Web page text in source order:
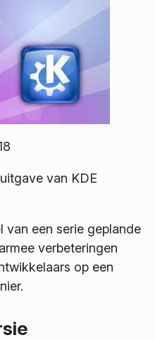
van KDE
van een serie geplande
verbeteringen
op een